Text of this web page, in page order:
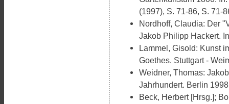
(1997), S. 71-86, S. 71-
Nordhoff, Claudia: Der
Jakob Philipp Hackert.
Lammel, Gisold: Kunst
Goethes. Stuttgart -
Weidner, Thomas:
Jahrhundert. Berlin
Beck, Herbert [Hrsg.];